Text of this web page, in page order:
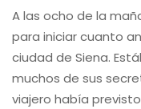
A las ocho de la
para iniciar cuanto
ciudad de Siena.
muchos de sus
viajero había